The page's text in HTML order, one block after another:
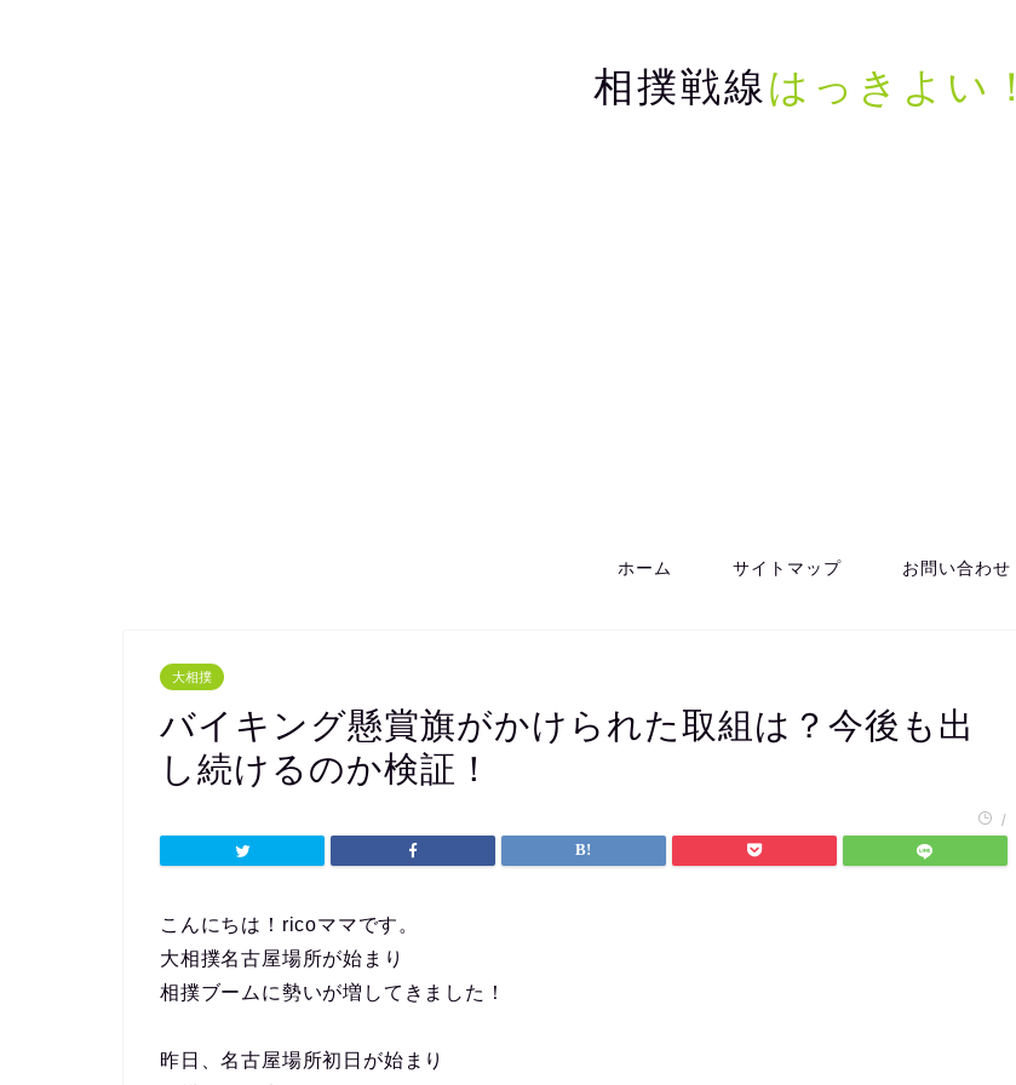
相撲戦線はっきよい！
ホーム サイトマップ お問い合わせ
大相撲
バイキング懸賞旗がかけられた取組は？今後も出
し続けるのか検証！
/
こんにちは！ricoママです。
大相撲名古屋場所が始まり
相撲ブームに勢いが増してきました！
昨日、名古屋場所初日が始まり